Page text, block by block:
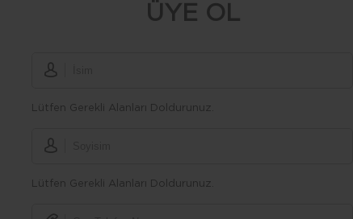
ÜYE OL
Lütfen Gerekli Alanları Doldurunuz.
Lütfen Gerekli Alanları Doldurunuz.